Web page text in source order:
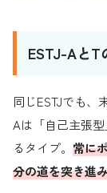
ESTJ-AとT
同じESTJでも、
Aは「自己主張
るタイプ。 常に
分の道を突き進